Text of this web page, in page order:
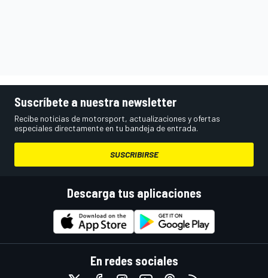
Suscríbete a nuestra newsletter
Recibe noticias de motorsport, actualizaciones y ofertas
especiales directamente en tu bandeja de entrada.
SUSCRIBIRSE
Descarga tus aplicaciones
En redes sociales